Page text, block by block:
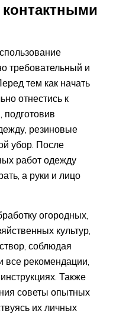
контактными
требовательный и
тем как начать
отнестись к
подготовив
резиновые
убор. После
работ одежду
а руки и лицо
огородных,
культур,
соблюдая
все рекомендации,
Также
советы опытных
их личных